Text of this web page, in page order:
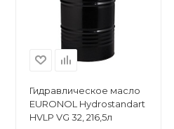
Гидравлическое масло
EURONOL Hydrostandart
HVLP VG 32, 216,5л